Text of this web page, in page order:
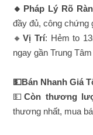
🔸Pháp Lý Rõ
đầy đủ, công chứng
🔸Vị Trí: Hẻm to
ngay gần Trung
💵Bán Nhanh Giá
💵Còn thương
thương nhất, mua